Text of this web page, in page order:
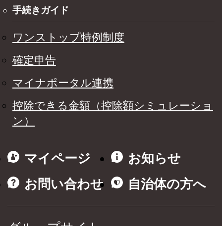
手続きガイド
ワンストップ特例制度
確定申告
マイナポータル連携
控除できる金額（控除額シミュレーショ
ン）
マイページ
お知らせ
お問い合わせ
自治体の方へ